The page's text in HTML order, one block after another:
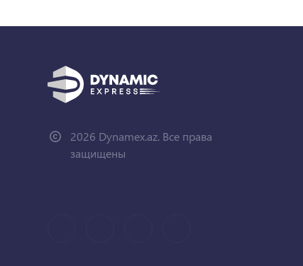
2026 Dynamex.az. Все права
защищены